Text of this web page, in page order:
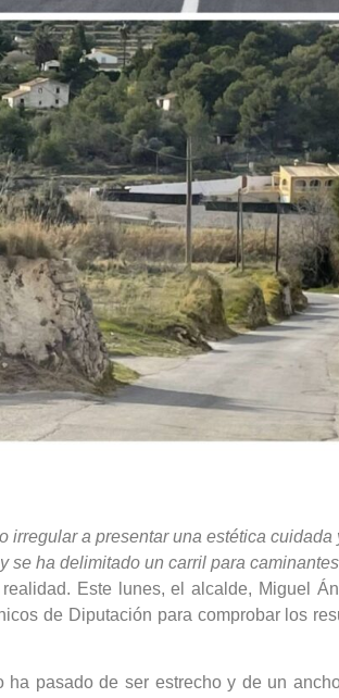
irregular a presentar una estética
se ha delimitado un carril para caminantes
Este lunes, el alcalde, Miguel
de Diputación para comprobar los
pasado de ser estrecho y de un